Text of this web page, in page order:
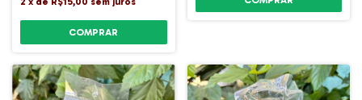
COMPRAR